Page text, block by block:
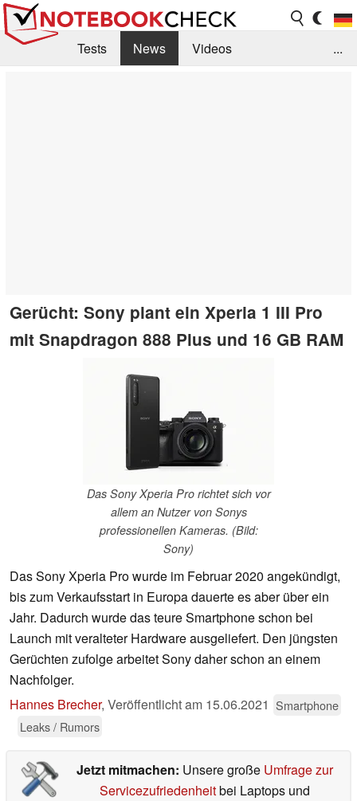
Tests News
Videos
...
Gerücht: Sony plant ein Xperia 1 III Pro
mit Snapdragon 888 Plus und 16 GB RAM
Das Sony Xperia Pro richtet sich vor
allem an Nutzer von Sonys
professionellen Kameras. (Bild:
Sony)
Das Sony Xperia Pro wurde im Februar 2020 angekündigt,
bis zum Verkaufsstart in Europa dauerte es aber über ein
Jahr. Dadurch wurde das teure Smartphone schon bei
Launch mit veralteter Hardware ausgeliefert. Den jüngsten
Gerüchten zufolge arbeitet Sony daher schon an einem
Nachfolger.
Hannes Brecher, Veröffentlicht am 15.06.2021 Smartphone
Leaks / Rumors
Jetzt mitmachen: Unsere große Umfrage zur
Servicezufriedenheitbei Laptops und